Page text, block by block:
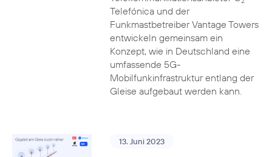
Telefónica und der
Funkmastbetreiber Vantage Towers
entwickeln gemeinsam ein
Konzept, wie in Deutschland eine
umfassende 5G-
Mobilfunkinfrastruktur entlang der
Gleise aufgebaut werden kann.
13. Juni 2023